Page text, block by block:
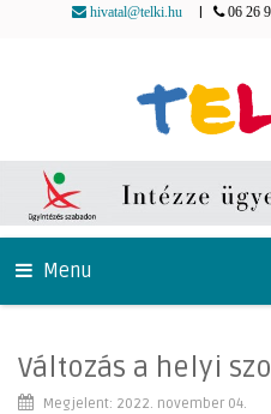
hivatal@telki.hu 06 26
Menu
Változás a helyi
Megjelent: 2022. november 04.